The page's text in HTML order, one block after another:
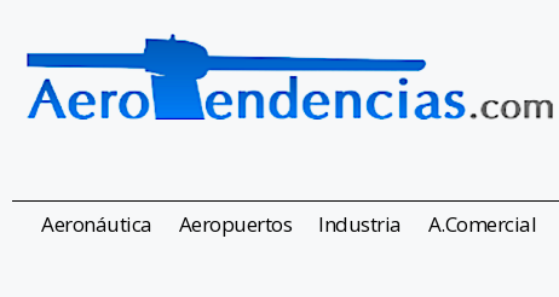
Aeronáutica Aeropuertos Industria A.Comercial